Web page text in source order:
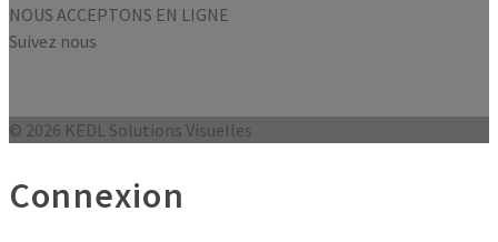
NOUS ACCEPTONS EN LIGNE
Suivez nous
© 2026 KEDL Solutions Visuelles
Connexion